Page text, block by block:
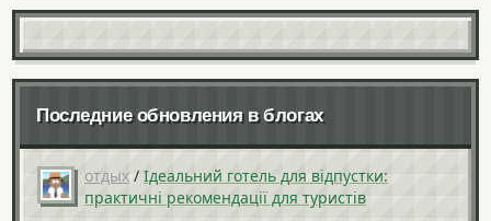
Последние обновления в блогах
отдых / Ідеальний готель для відпустки:
практичні рекомендації для туристів